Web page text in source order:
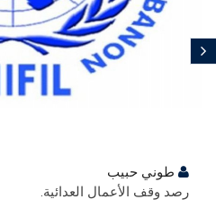
رصد وقف الأعمال العدائية.